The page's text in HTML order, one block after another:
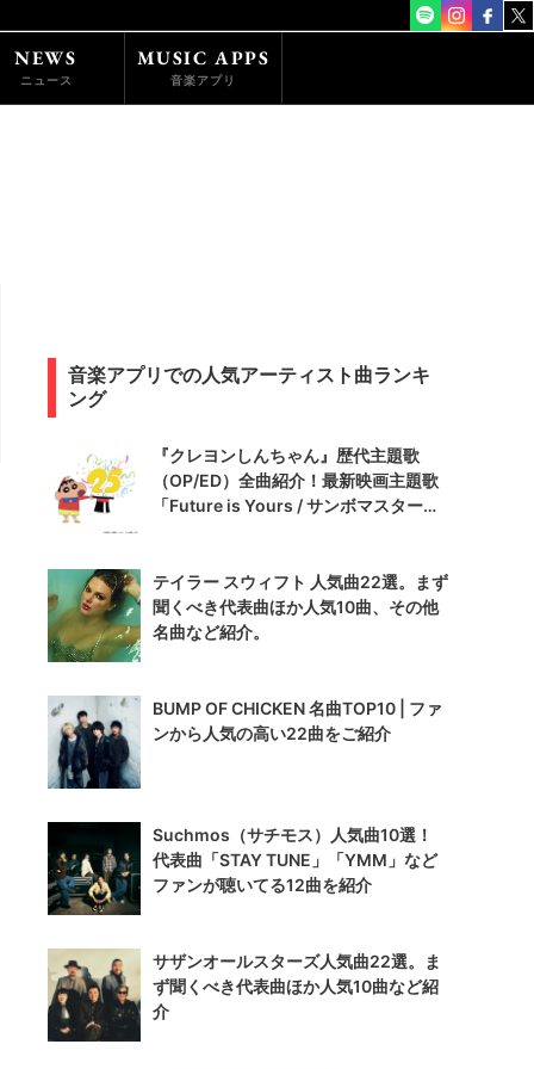
NEWS
ニュース
MUSIC APPS
音楽アプリ
音楽アプリでの人気アーティスト曲ランキ
ング
『クレヨンしんちゃん』歴代主題歌
（OP/ED）全曲紹介！最新映画主題歌
「Future is Yours / サンボマスター」
テイラー スウィフト 人気曲22選。まず
聞くべき代表曲ほか人気10曲、その他
名曲など紹介。
BUMP OF CHICKEN 名曲TOP10 | ファ
ンから人気の高い22曲をご紹介
Suchmos（サチモス）人気曲10選！
代表曲「STAY TUNE」「YMM」など
ファンが聴いてる12曲を紹介
サザンオールスターズ人気曲22選。ま
ず聞くべき代表曲ほか人気10曲など紹
介